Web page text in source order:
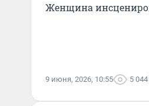
Женщина
9 июня, 2026, 10:55 5 044